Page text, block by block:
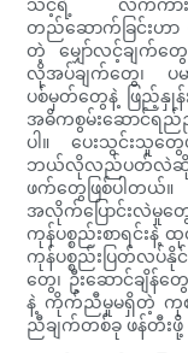
သင့်ရဲ့ လက်ကားဆီ
တည်ဆောက်ခြင်းဟာ
တဲ့ မျှော်လင့်ချက်
လိုအပ်ချက်တွေ၊ ပမ
ပစ်မှတ်တွေနဲ့ ဖြည့်နှုန်
အဓိကစွမ်းဆောင်ရည်ညွှ
ပါ။ ပေးသွင်း
ဘယ်လိုလည်ပတ်လဲဆိုတ
ဖက်တွေဖြစ်ပါတယ်။
အလိုက်ပြောင်းလဲ
ကုန်ပစ္စည်းစာရင်းနဲ့
ကုန်ပစ္စည်းပြတ်လပ်နို
တွေ၊ ဦးဆောင်ချိန်
နဲ့ ကိုက်ညီမှုမရှိတဲ့ ကုစ
ညီချက်တစ်ခု ဖန်တီးဖို့ စ